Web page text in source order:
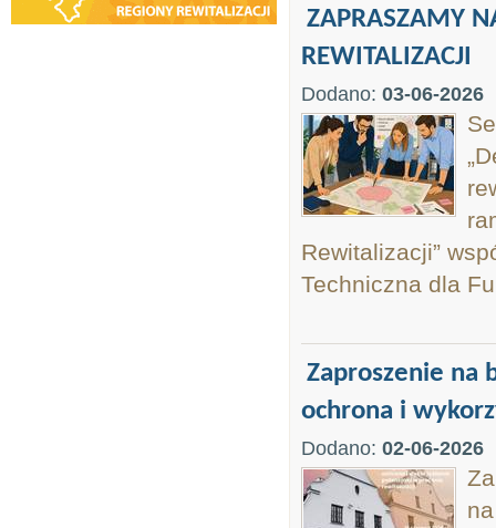
ZAPRASZAMY
REWITALIZACJI
Dodano: 03-06-2026
Rewitalizacji”
Techniczna dla
Zaproszenie na
ochrona i
Dodano: 02-06-2026